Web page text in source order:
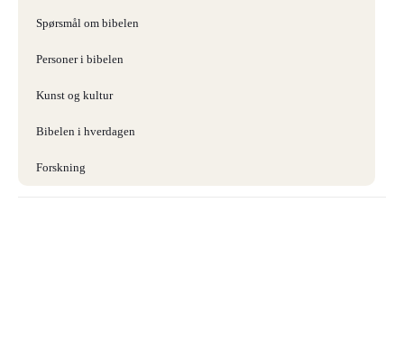
Spørsmål om bibelen
Personer i bibelen
Kunst og kultur
Bibelen i hverdagen
Forskning